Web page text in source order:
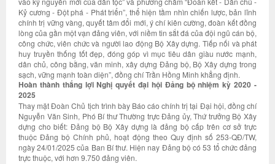
Kỷ cương - Đột phá - Phát triển”, thể hiện tầm nhìn chiến lược, bản lĩnh
chính trị vững vàng, quyết tâm đổi mới, ý chí kiên cường, đoàn kết đồng
lòng của gần một vạn đảng viên, với niềm tin sắt đá của đội ngũ cán bộ,
công chức, viên chức và người lao động Bộ Xây dựng. Tiếp nối và phát
huy truyền thống tốt đẹp, đóng góp vì mục tiêu dân giàu nước mạnh,
dân chủ, công bằng, văn minh, xây dựng Đảng bộ, Bộ Xây dựng trong
sạch, vững mạnh toàn diện”, đồng chí Trần Hồng Minh khẳng định.
Hoàn thành thắng lợi Nghị quyết đại hội Đảng bộ nhiệm kỳ 2020 -
2025
Thay mặt Đoàn Chủ tịch trình bày Báo cáo chính trị tại Đại hội, đồng chí
Nguyễn Văn Sinh, Phó Bí thư Thường trực Đảng ủy, Thứ trưởng Bộ Xây
dựng cho biết: Đảng bộ Bộ Xây dựng là đảng bộ cấp trên cơ sở trực
thuộc Đảng bộ Chính phủ, hoạt động theo Quy định số 253-QĐ/TW,
ngày 24/01/2025 của Ban Bí thư. Hiện nay Đảng bộ có 53 tổ chức đảng
trực thuộc, với hơn 9.750 đảng viên.